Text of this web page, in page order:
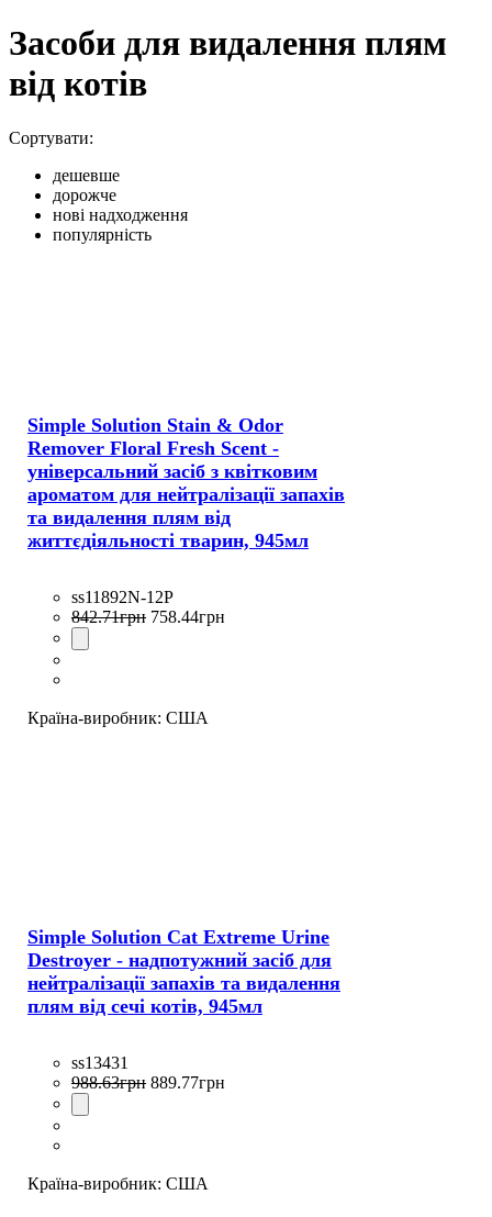
Засоби для видалення плям
від котів
Сортувати:
дешевше
дорожче
нові надходження
популярність
Simple Solution Stain & Odor
Remover Floral Fresh Scent -
універсальний засіб з квітковим
ароматом для нейтралізації запахів
та видалення плям від
життєдіяльності тварин, 945мл
ss11892N-12P
842.71грн 758.44грн
Країна-виробник: США
Simple Solution Cat Extreme Urine
Destroyer - надпотужний засіб для
нейтралізації запахів та видалення
плям від сечі котів, 945мл
ss13431
988.63грн 889.77грн
Країна-виробник: США